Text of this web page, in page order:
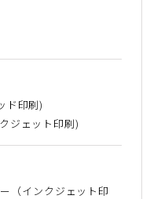
ド印刷)
ジェット印刷)
（インクジェット印